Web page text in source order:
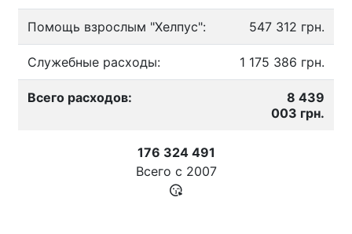
Помощь взрослым "Хелпус": 547 312 грн.
Служебные расходы: 1 175 386 грн.
Всего расходов:
8 439
003 грн.
176 324 491
Всего с 2007